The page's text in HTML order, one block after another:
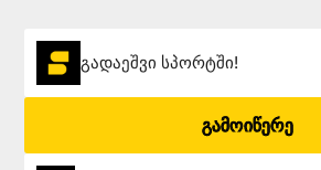
გადაეშვი სპორტში!
გამოიწერე